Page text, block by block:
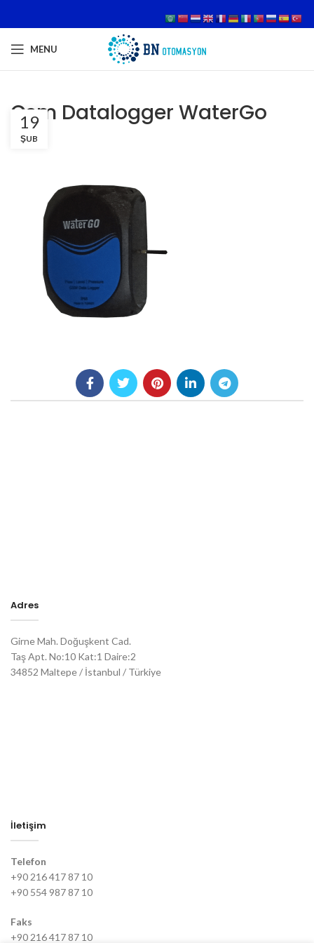
MENU
Gsm Datalogger WaterGo
19
ŞUB
Adres
Girne Mah. Doğuşkent Cad.
Taş Apt. No:10 Kat:1 Daire:2
34852 Maltepe / İstanbul / Türkiye
İletişim
Telefon
+90 216 417 87 10
+90 554 987 87 10
Faks
+90 216 417 87 10